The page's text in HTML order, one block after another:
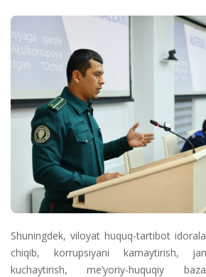
Shuningdek, viloyat huquq-tartibot
chiqib, korrupsiyani kamaytirish,
kuchaytirish, me’yoriy-huquqiy